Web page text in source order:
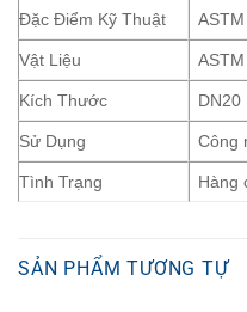
Đặc Điểm Kỹ Thuật
Vật Liệu
Kích Thước
Sử Dụng Công
Tình Trạng Hàng
SẢN PHẨM TƯƠNG TỰ